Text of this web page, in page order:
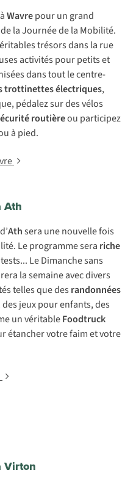
Wavrepour un grand
de la Journée de la Mobilité.
trésors dans la rue
activités pour petits et
dans tout le centre-
trottinettes électriques,
pédalez sur des vélos
routièreou participez
à pied.
Ath
Athsera une nouvelle fois
Le programme sera riche
Le Dimanche sans
la semaine avec divers
telles que des randonnées
jeux pour enfants, des
un véritableFoodtruck
étancher votre faim et votre
Virton